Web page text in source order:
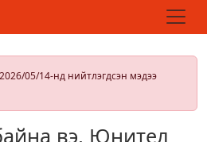
05/14-нд нийтлэгдсэн мэдээ
вэ, Юнител